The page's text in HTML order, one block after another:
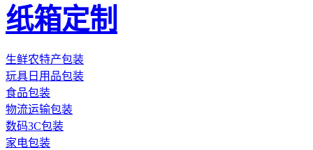
纸箱定制
生鲜农特产包装
玩具日用品包装
食品包装
物流运输包装
数码3C包装
家电包装